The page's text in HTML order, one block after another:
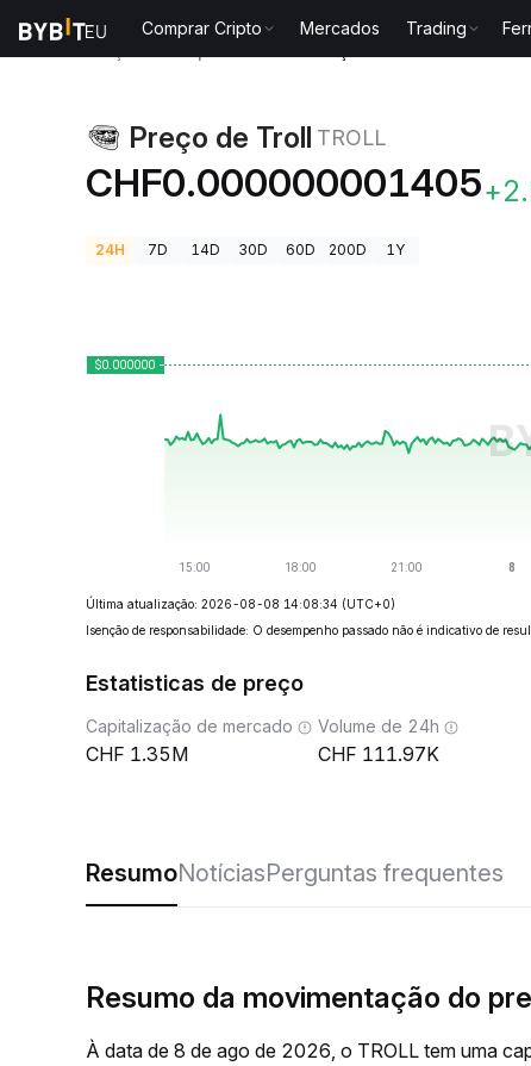
Comprar Cripto Mercados Trading
Preço de Troll TROLL
CHF0.000000001405
24H 7D 14D 30D 60D 200D 1Y
Última atualização: 2026-08-08 14:08:34 (UTC+0)
Isenção de responsabilidade: O desempenho passado não é indicativo de
Estatisticas de preço
Capitalização de mercado
1.35M
Volume de 24h
111.97K
ResumoNotíciasPerguntas frequentes
Resumo da movimentação do
À data de 8 de ago de 2026, o TROLL tem uma